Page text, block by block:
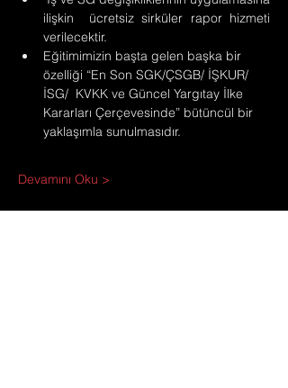
ilişkin  ücretsiz sirküler rapor hizmeti
verilecektir.
Eğitimimizin başta gelen başka bir
özelliği “En Son SGK/ÇSGB/ İŞKUR/
İSG/  KVKK ve Güncel Yargıtay İlke
Kararları Çerçevesinde” bütüncül bir
yaklaşımla sunulmasıdır.
Devamını Oku >